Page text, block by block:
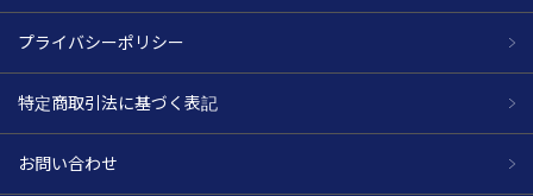
プライバシーポリシー
特定商取引法に基づく表記
お問い合わせ